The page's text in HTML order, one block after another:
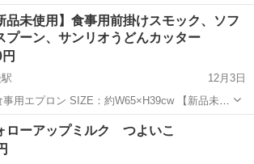
300mL×1個（海外製です） 離乳食入れトレー×...
長後駅 ベビー用品 哺乳瓶
品未使用】食事用前掛けスモック、ソフ
プーン、サンリオうどんカッター
12月3日
用エプロン SIZE：約W65×H39cw 【新品未使
ン買いすぎて使わずにしまっていました。 ❤︎
未使用】スプーンが浅く、少しずつ離乳食など
ベビー用品 前掛け
ローアップミルク つよいこ